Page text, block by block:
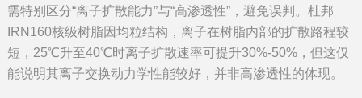
需特别区分“离子扩散能力”与“高渗透性”，避免误判。杜邦
IRN160核级树脂因均粒结构，离子在树脂内部的扩散路程较
短，25℃升至40℃时离子扩散速率可提升30%-50%，但这仅
能说明其离子交换动力学性能较好，并非高渗透性的体现。